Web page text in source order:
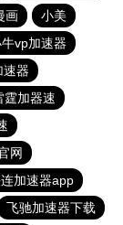
画
小美
vp加速器
速器
霆加器速
网
加速器app
飞驰加速器下载